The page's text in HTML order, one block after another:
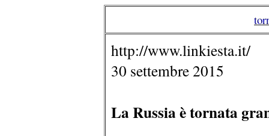
http://www.linkiesta.it/
30 settembre 2015
La Russia è tornata